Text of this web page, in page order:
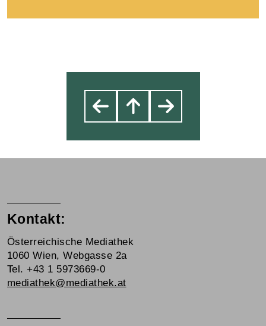
Kontakt:
Österreichische Mediathek
1060 Wien, Webgasse 2a
Tel. +43 1 5973669-0
mediathek@mediathek.at